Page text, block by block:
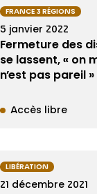
FRANCE 3 RÉGIONS
5 janvier 2022
Fermeture des
se lassent, « on
n’est pas pareil »
Accès libre
LIBÉRATION
21 décembre 2021